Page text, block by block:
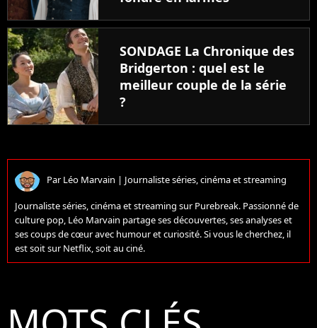
SONDAGE La Chronique des
Bridgerton : quel est le
meilleur couple de la série
?
ParLéo Marvain | Journaliste séries, cinéma et streaming
Journaliste séries, cinéma et streaming sur Purebreak. Passionné de
culture pop, Léo Marvain partage ses découvertes, ses analyses et
ses coups de cœur avec humour et curiosité. Si vous le cherchez, il
est soit sur Netflix, soit au ciné.